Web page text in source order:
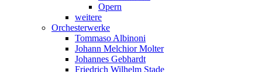
Opern
weitere
Orchesterwerke
Tommaso Albinoni
Johann Melchior Molter
Johannes Gebhardt
Friedrich Wilhelm Stade